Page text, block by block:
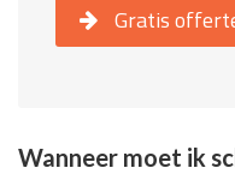
Gratis
Wanneer moet ik